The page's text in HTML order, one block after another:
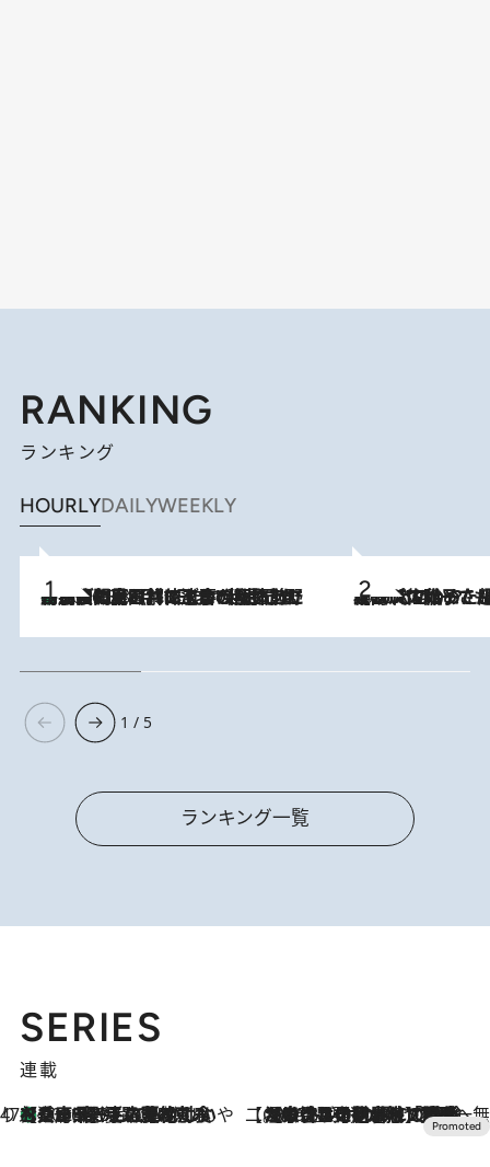
RANKING
ランキング
HOURLYDAILYWEEKLY
2026.8.8
「最後に見られてよかった」上野動物園の東園パンダ舎が解体前に特別公開。8月16日まで延長されたパネル展と共に辿る“半世紀”のパンダ飼育《解体工事の図面あり》 2026.8.5
【阿川佐和子さんの年とる力】なぜ70代で始めた趣味は“こんなに楽しい”のか？ ピアノ、俳句…スランプに陥っても続けられる“ある秘訣”とは
1 / 5
ランキング一覧
SERIES
連載
47都道府県の手みやげ ひんやりスイーツで夏を満喫
2026.8.8
【兵庫県】この夏絶対食べたい 冷やしておいしいおやつ3選 淡路島の恵みをジェラートに集約 【CREA×星野リゾート】唯一無二。癒しと発見が待つ場所へ
2026.8.7
【トンボの足水浴】ヒノキの香りに包まれて涼感マックス！約13℃の湧水かけ流しを避暑地「星野温泉 トンボの湯」で体験